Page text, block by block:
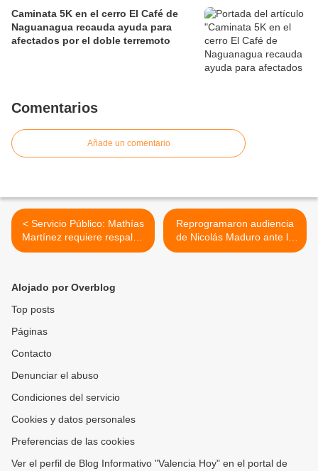
Caminata 5K en el cerro El Café de
Naguanagua recauda ayuda para
afectados por el doble terremoto
Comentarios
Añade un comentario
< Servicio Público: Mathías
Martínez requiere respaldo
de todos para trasplante en
Reprogramaron audiencia
de Nicolás Maduro ante la
corte de Nueva York >
Alojado por Overblog
Top posts
Páginas
Contacto
Denunciar el abuso
Condiciones del servicio
Cookies y datos personales
Preferencias de las cookies
Ver el perfil de Blog Informativo "Valencia Hoy" en el portal de